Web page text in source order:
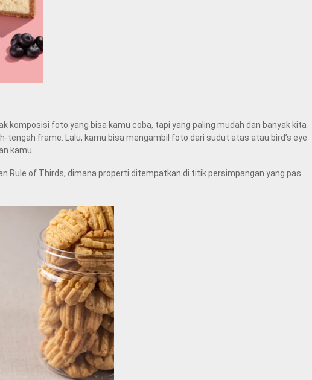
komposisi foto yang bisa kamu coba, tapi yang paling mudah dan banyak kita
frame. Lalu, kamu bisa mengambil foto dari sudut atas atau bird’s eye
kamu.
Rule of Thirds, dimana properti ditempatkan di titik persimpangan yang pas.